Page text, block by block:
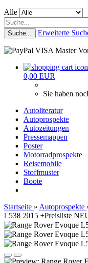
Alle
Suche... Erweiterte
0,00 EUR
Sie haben
Autoliteratur
Autoprospekte
Autozeitungen
Pressemappen
Poster
Motorradprospekte
Reisemobile
Stoffmuster
Boote
Startseite » Autoprospekte
L538 2015 +Preisliste